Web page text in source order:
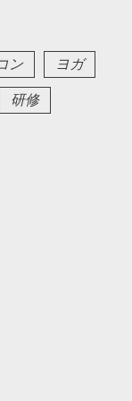
ン
ヨガ
研修